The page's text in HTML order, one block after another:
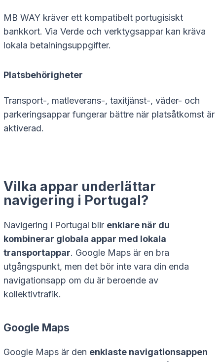
MB WAY kräver ett kompatibelt portugisiskt
bankkort. Via Verde och verktygsappar kan kräva
lokala betalningsuppgifter.
Platsbehörigheter
Transport-, matleverans-, taxitjänst-, väder- och
parkeringsappar fungerar bättre när platsåtkomst är
aktiverad.
Vilka appar underlättar
navigering i Portugal?
Navigering i Portugal blir enklare när du
kombinerar globala appar med lokala
transportappar. Google Maps är en bra
utgångspunkt, men det bör inte vara din enda
navigationsapp om du är beroende av
kollektivtrafik.
Google Maps
Google Maps är den enklaste navigationsappen